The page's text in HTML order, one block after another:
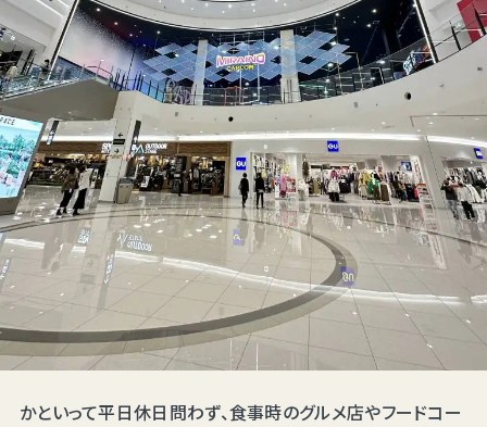
かといって平日休日問わず、食事時のグルメ店やフードコー